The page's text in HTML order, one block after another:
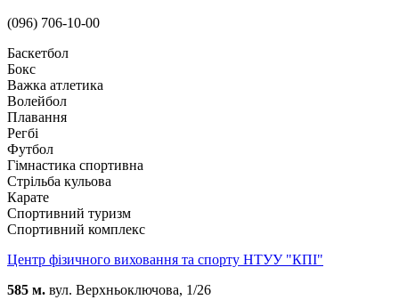
(096) 706-10-00
Баскетбол
Бокс
Важка атлетика
Волейбол
Плавання
Регбі
Футбол
Гімнастика спортивна
Стрільба кульова
Карате
Спортивний туризм
Спортивний комплекс
Центр фізичного виховання та спорту НТУУ "КПІ"
585 м. вул. Верхньоключова, 1/26